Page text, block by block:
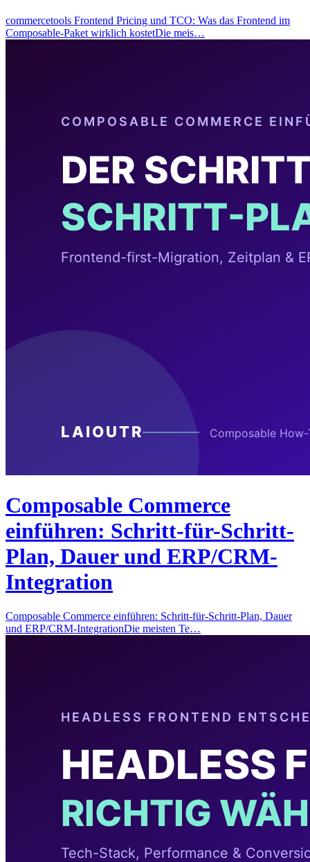
commercetools Frontend Pricing und TCO: Was das Frontend im
Composable-Paket wirklich kostetDie meis…
Composable Commerce
einführen: Schritt-für-Schritt-
Plan, Dauer und ERP/CRM-
Integration
Composable Commerce einführen: Schritt-für-Schritt-Plan, Dauer
und ERP/CRM-IntegrationDie meisten Te…